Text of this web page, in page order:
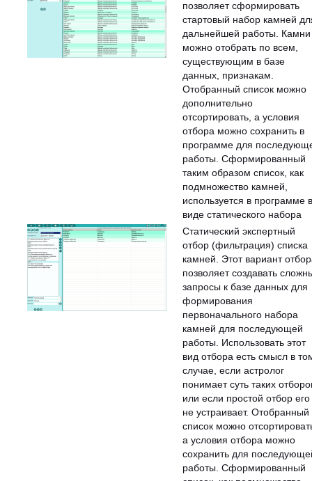
позволяет сформировать
стартовый набор камней
дальнейшей работы. Камни
можно отобрать по всем,
существующим в базе
данных, признакам.
Отобранный список можно
дополнительно
отсортировать, а условия
отбора можно сохранить в
программе для
работы. Сформированный
таким образом список, как
подмножество камней,
используется в программе в
виде статического набора
Статический экспертный
отбор (фильтрация) списка
камней. Этот вариант
позволяет создавать
запросы к базе данных для
формирования
первоначального набора
камней для последующей
работы. Использовать этот
вид отбора есть смысл в
случае, если астролог
понимает суть таких
или если простой отбор его
не устраивает. Отобранный
список можно
а условия отбора можно
сохранить для
работы. Сформированный